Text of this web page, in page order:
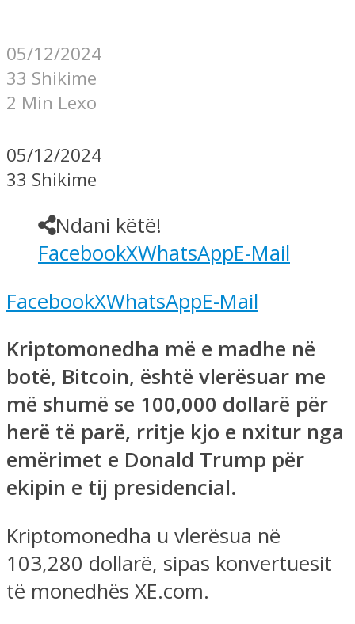
05/12/2024
33 Shikime
2 Min Lexo
05/12/2024
33 Shikime
Ndani këtë!
FacebookXWhatsAppE-Mail
FacebookXWhatsAppE-Mail
Kriptomonedha më e madhe në
botë, Bitcoin, është vlerësuar me
më shumë se 100,000 dollarë për
herë të parë, rritje kjo e nxitur nga
emërimet e Donald Trump për
ekipin e tij presidencial.
Kriptomonedha u vlerësua në
103,280 dollarë, sipas konvertuesit
të monedhës XE.com.